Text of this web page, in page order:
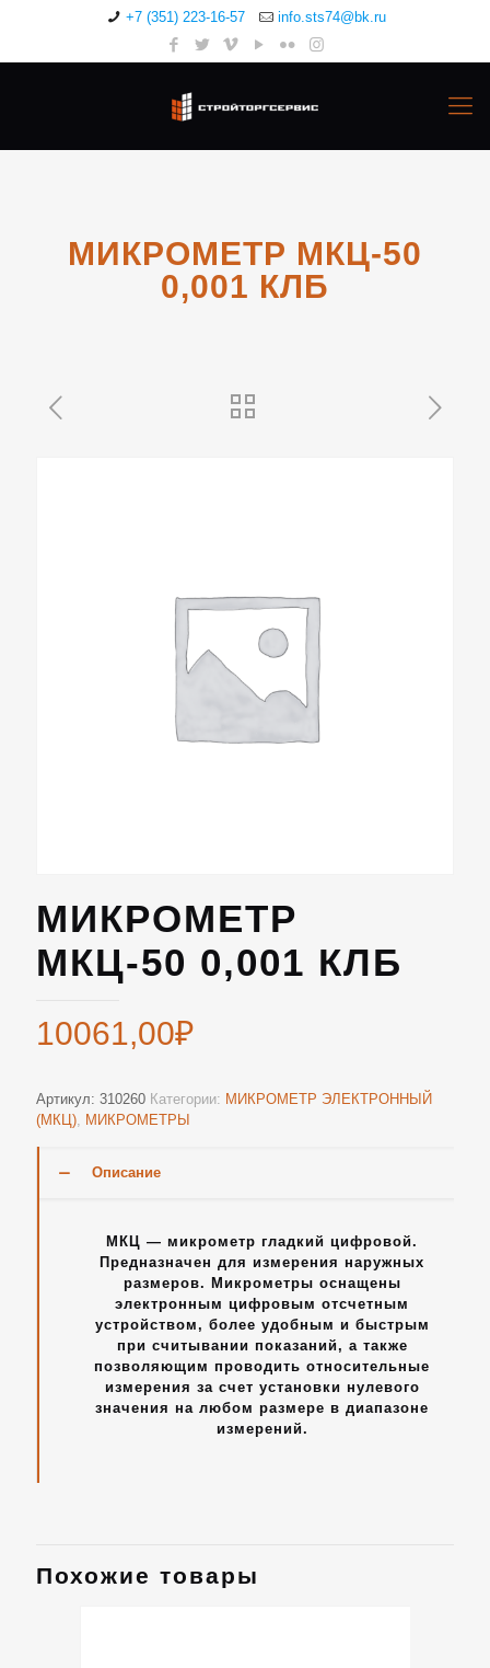
+7 (351) 223-16-57 info.sts74@bk.ru
МИКРОМЕТР МКЦ-50
0,001 КЛБ
МИКРОМЕТР
МКЦ-50 0,001 КЛБ
10061,00₽
Артикул: 310260 Категории: МИКРОМЕТР ЭЛЕКТРОННЫЙ
(МКЦ), МИКРОМЕТРЫ
Описание
МКЦ — микрометр гладкий цифровой.
Предназначен для измерения наружных
размеров. Микрометры оснащены
электронным цифровым отсчетным
устройством, более удобным и быстрым
при считывании показаний, а также
позволяющим проводить относительные
измерения за счет установки нулевого
значения на любом размере в диапазоне
измерений.
Похожие товары